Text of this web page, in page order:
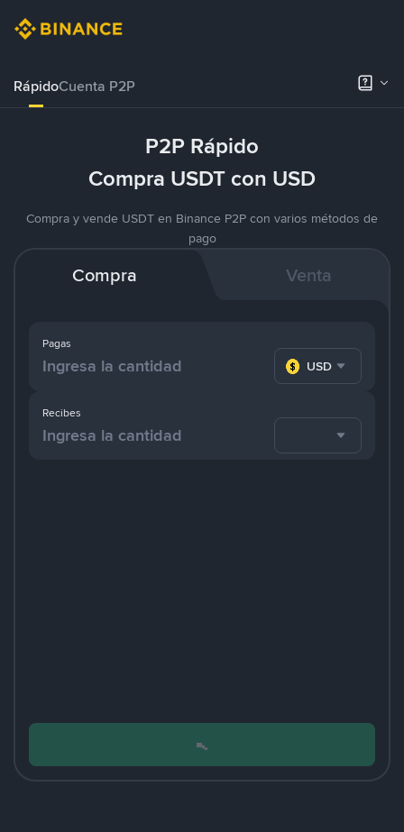
RápidoCuenta P2P
P2P Rápido
Compra USDT con USD
Compra y vende USDT en Binance P2P con varios métodos de
pago
Compra Venta
Pagas
USD
Recibes